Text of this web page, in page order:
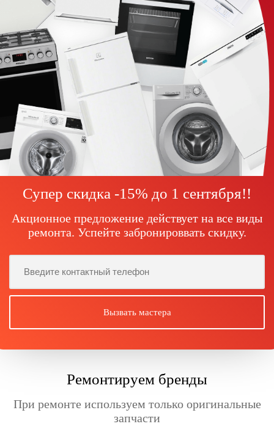
Супер скидка -15% до 1 сентября!!
Акционное предложение действует на все виды
ремонта. Успейте забронироввать скидку.
Ремонтируем бренды
При ремонте используем только оригинальные
запчасти